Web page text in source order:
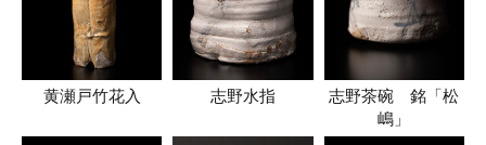
黄瀬戸竹花入 志野水指
志野茶碗 銘「松
嶋」